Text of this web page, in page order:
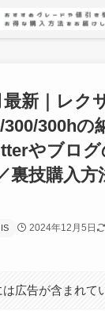
新｜レク
300/300hの
やブロ
裏技購入方
2024年12月5日
広告が含まれて